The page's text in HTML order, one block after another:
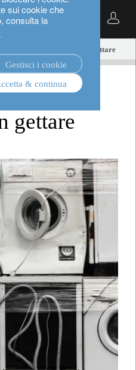
sui cookie che
consulta la
Gestisci i cookie
& continua
Riparare, non gettare
gettare